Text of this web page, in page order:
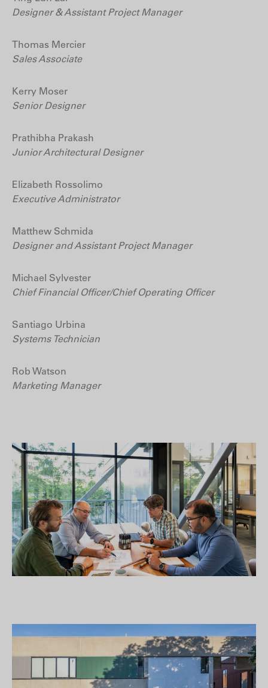
Designer & Assistant Project Manager
Thomas Mercier
Sales Associate
Kerry Moser
Senior Designer
Prathibha Prakash
Junior Architectural Designer
Elizabeth Rossolimo
Executive Administrator
Matthew Schmida
Designer and Assistant Project Manager
Michael Sylvester
Chief Financial Officer/Chief Operating Officer
Santiago Urbina
Systems Technician
Rob Watson
Marketing Manager